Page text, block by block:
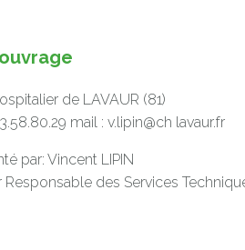
de LAVAUR (81)
mail :v.lipin@ch lavaur.fr
par: Vincent LIPIN
Responsable des Services